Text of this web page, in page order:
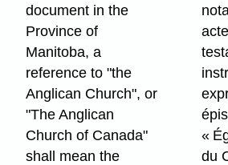
document in the
Province of
Manitoba, a
reference to "the
Anglican Church", or
"The Anglican
Church of Canada"
shall mean the
«
du